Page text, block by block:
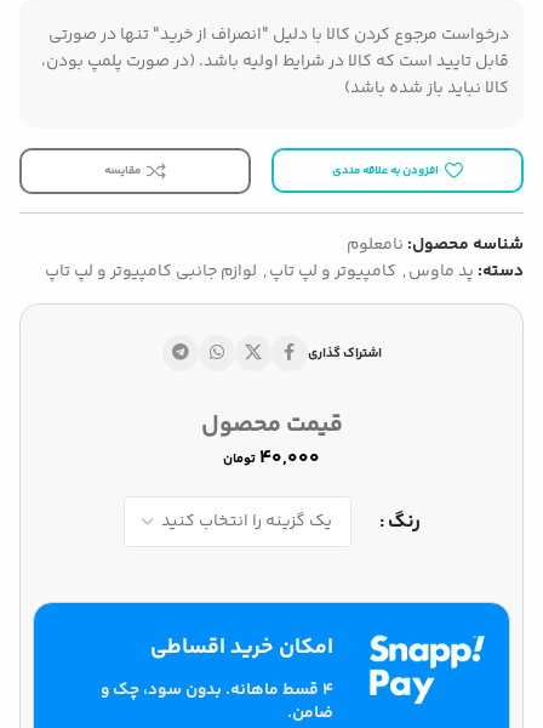
درخواست مرجوع کردن کالا با دلیل "انصراف از خرید" تنها در صورتی
قابل تایید است که کالا در شرایط اولیه باشد. (در صورت پلمپ بودن،
کالا نباید باز شده باشد)
افزودن به علاقه مندی مقایسه
شناسه محصول: نامعلوم
دسته: پد ماوس, کامپیوتر و لپ تاپ, لوازم جانبی کامپیوتر و لپ تاپ
اشتراک گذاری
قیمت محصول
تومان
رنگ
امکان خرید اقساطی
۴ قسط ماهانه. بدون سود، چک و
ضامن.